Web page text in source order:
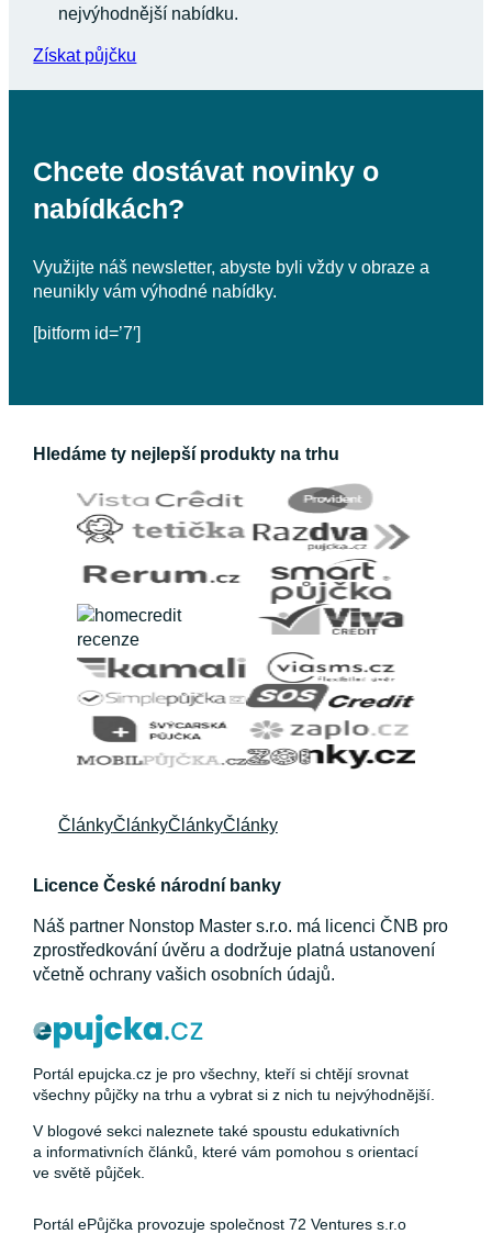
nejvýhodnější nabídku.
Získat půjčku
Chcete dostávat novinky o
nabídkách?
Využijte náš newsletter, abyste byli vždy v obraze a
neunikly vám výhodné nabídky.
[bitform id=’7′]
Hledáme ty nejlepší produkty na trhu
ČlánkyČlánkyČlánkyČlánky
Licence České národní banky
Náš partner Nonstop Master s.r.o. má licenci ČNB pro
zprostředkování úvěru a dodržuje platná ustanovení
včetně ochrany vašich osobních údajů.
Portál epujcka.cz je pro všechny, kteří si chtějí srovnat
všechny půjčky na trhu a vybrat si z nich tu nejvýhodnější.
V blogové sekci naleznete také spoustu edukativních
a informativních článků, které vám pomohou s orientací
ve světě půjček.
Portál ePůjčka provozuje společnost 72 Ventures s.r.o